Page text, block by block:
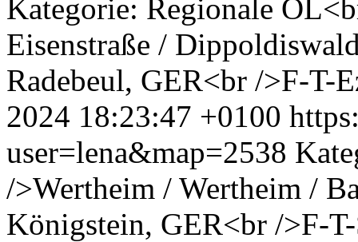
Kategorie: Regionale
Eisenstraße /
Radebeul, GER<br />F-T-
2024 18:23:47 +0100
user=lena&map=2538
/>Wertheim / Wertheim /
Königstein, GER<br />F-